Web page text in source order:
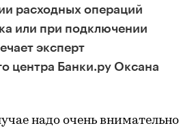
расходных операций
или при подключении
эксперт
центра Банки.ру Оксана
надо очень внимательно